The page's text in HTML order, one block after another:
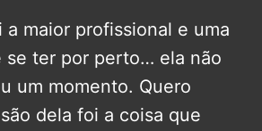
a maior profissional e uma
se ter por perto… ela não
um momento. Quero
dela foi a coisa que